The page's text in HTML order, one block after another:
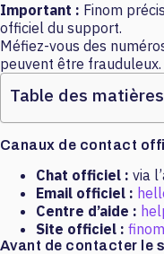
Important : Finom
officiel du support.
Méfiez-vous des
peuvent être frauduleux.
Table des matières
Canaux de contact
Chat officiel : via
Email officiel :
Centre d’aide :
Site officiel :
Avant de contacter le